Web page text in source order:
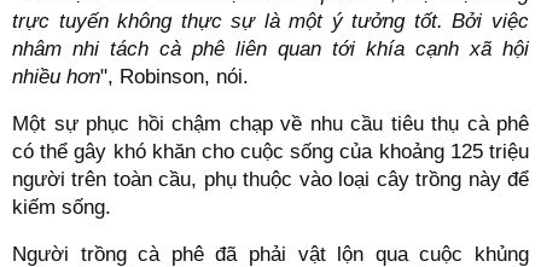
trực tuyến không thực sự là một ý tưởng tốt. Bởi việc
nhâm nhi tách cà phê liên quan tới khía cạnh xã hội
nhiều hơn", Robinson, nói.
Một sự phục hồi chậm chạp về nhu cầu tiêu thụ cà phê
có thể gây khó khăn cho cuộc sống của khoảng 125 triệu
người trên toàn cầu, phụ thuộc vào loại cây trồng này để
kiếm sống.
Người trồng cà phê đã phải vật lộn qua cuộc khủng